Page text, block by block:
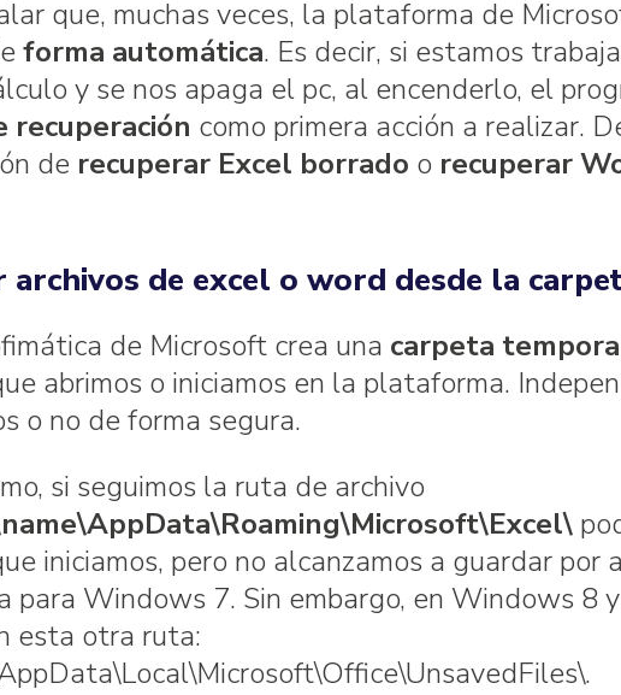
que, muchas veces, la plataforma de
forma automática. Es decir, si estamos
y se nos apaga el pc, al encenderlo, el
recuperación como primera acción a realizar.
de recuperar Excel borrado o recuperar
archivos de excel o word desde la
de Microsoft crea una carpeta
abrimos o iniciamos en la plataforma.
o no de forma segura.
si seguimos la ruta de archivo
iniciamos, pero no alcanzamos a guardar por
para Windows 7. Sin embargo, en Windows 8
esta otra ruta: